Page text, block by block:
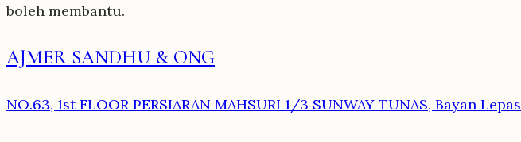
boleh membantu.
AJMER SANDHU & ONG
NO.63, 1st FLOOR PERSIARAN MAHSURI 1/3 SUNWAY TUNAS, Bayan Lepas